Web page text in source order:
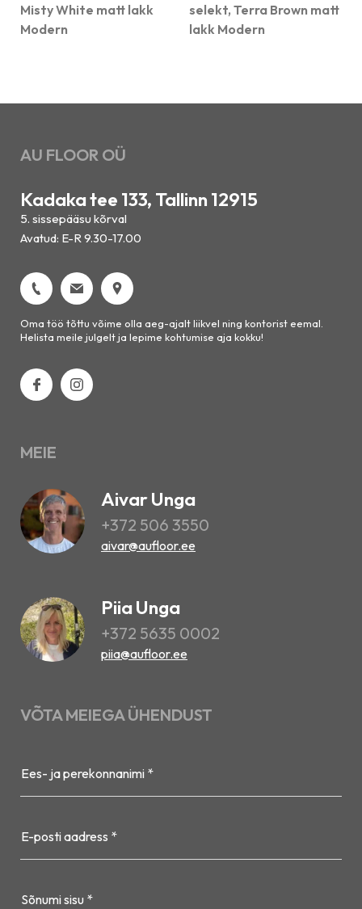
Misty White matt lakk
Modern
selekt, Terra Brown matt
lakk Modern
AU FLOOR OÜ
Kadaka tee 133, Tallinn 12915
5. sissepääsu kõrval
Avatud: E-R 9.30-17.00
Oma töö tõttu võime olla aeg-ajalt liikvel ning kontorist eemal.
Helista meile julgelt ja lepime kohtumise aja kokku!
MEIE
Aivar Unga
+372 506 3550
aivar@aufloor.ee
Piia Unga
+372 5635 0002
piia@aufloor.ee
VÕTA MEIEGA ÜHENDUST
Ees- ja perekonnanimi *
E-posti aadress *
Sõnumi sisu *